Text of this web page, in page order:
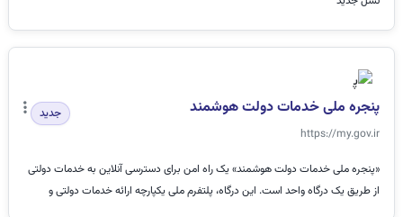
پنجره ملی خدمات دولت هوشمند
https://my.gov.ir
جدید
«پنجره ملی خدمات دولت هوشمند» یک راه امن برای دسترسی آنلاین به خدمات دولتی
از طریق یک درگاه واحد است. این درگاه، پلتفرم ملی یکپارچه ارائه خدمات دولتی و